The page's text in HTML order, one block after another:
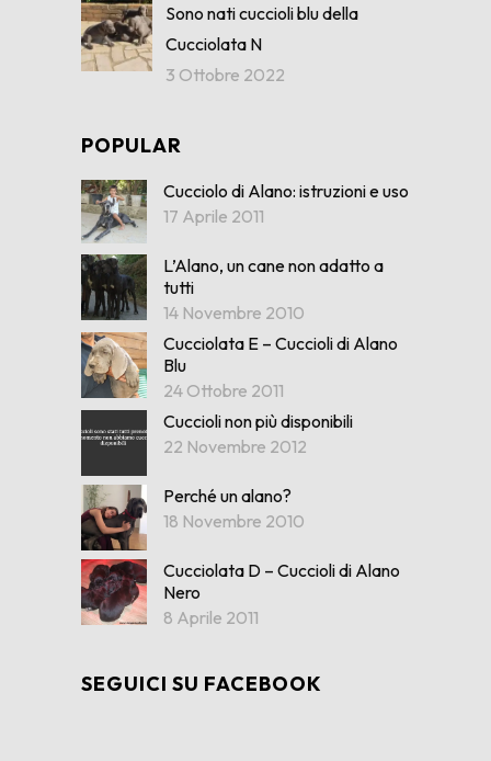
Sono nati cuccioli blu della
Cucciolata N
3 Ottobre 2022
POPULAR
Cucciolo di Alano: istruzioni e uso
17 Aprile 2011
L’Alano, un cane non adatto a
tutti
14 Novembre 2010
Cucciolata E – Cuccioli di Alano
Blu
24 Ottobre 2011
Cuccioli non più disponibili
22 Novembre 2012
Perché un alano?
18 Novembre 2010
Cucciolata D – Cuccioli di Alano
Nero
8 Aprile 2011
SEGUICI SU FACEBOOK